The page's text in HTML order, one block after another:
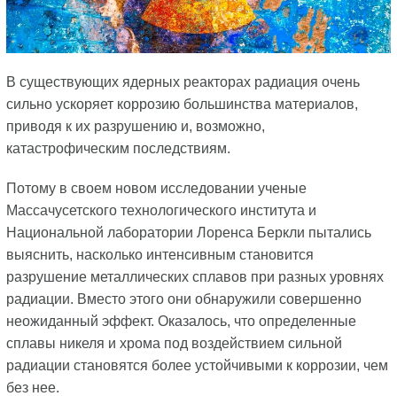
В существующих ядерных реакторах радиация очень
сильно ускоряет коррозию большинства материалов,
приводя к их разрушению и, возможно,
катастрофическим последствиям.
Потому в своем новом исследовании ученые
Массачусетского технологического института и
Национальной лаборатории Лоренса Беркли пытались
выяснить, насколько интенсивным становится
разрушение металлических сплавов при разных уровнях
радиации. Вместо этого они обнаружили совершенно
неожиданный эффект. Оказалось, что определенные
сплавы никеля и хрома под воздействием сильной
радиации становятся более устойчивыми к коррозии, чем
без нее.